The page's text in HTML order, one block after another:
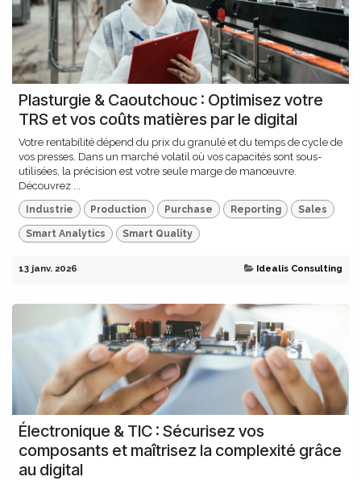
Plasturgie & Caoutchouc : Optimisez votre
TRS et vos coûts matières par le digital
Votre rentabilité dépend du prix du granulé et du temps de cycle de
vos presses. Dans un marché volatil où vos capacités sont sous-
utilisées, la précision est votre seule marge de manœuvre.
Découvrez ...
Industrie Production Purchase Reporting Sales
Smart Analytics Smart Quality
13 janv. 2026 Idealis Consulting
Électronique & TIC : Sécurisez vos
composants et maîtrisez la complexité grâce
au digital